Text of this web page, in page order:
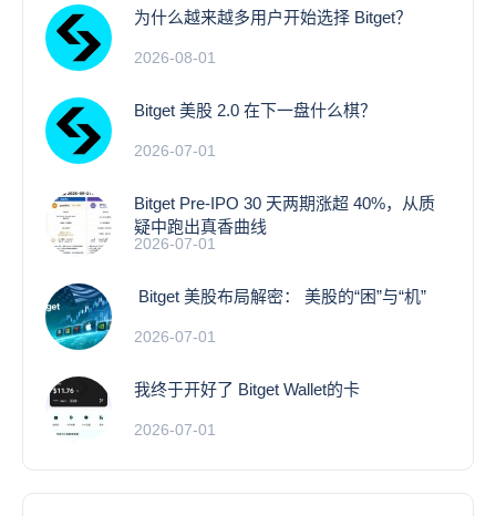
为什么越来越多用户开始选择 Bitget？
2026-08-01
Bitget 美股 2.0 在下一盘什么棋？
2026-07-01
Bitget Pre-IPO 30 天两期涨超 40%，从质
疑中跑出真香曲线
2026-07-01
Bitget 美股布局解密： 美股的“困”与“机”
2026-07-01
我终于开好了 Bitget Wallet的卡
2026-07-01